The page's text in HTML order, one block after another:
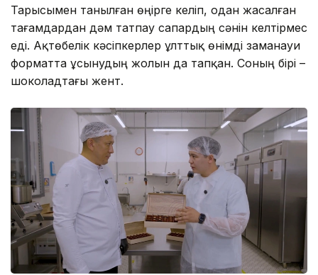
Тарысымен танылған өңірге келіп, одан жасалған
тағамдардан дәм татпау сапардың сәнін келтірмес
еді. Ақтөбелік кәсіпкерлер ұлттық өнімді заманауи
форматта ұсынудың жолын да тапқан. Соның бірі –
шоколадтағы жент.